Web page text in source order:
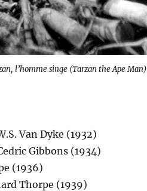
l’homme singe (Tarzan the Ape Man)
Van Dyke (1932)
Gibbons (1934)
(1936)
Thorpe (1939)